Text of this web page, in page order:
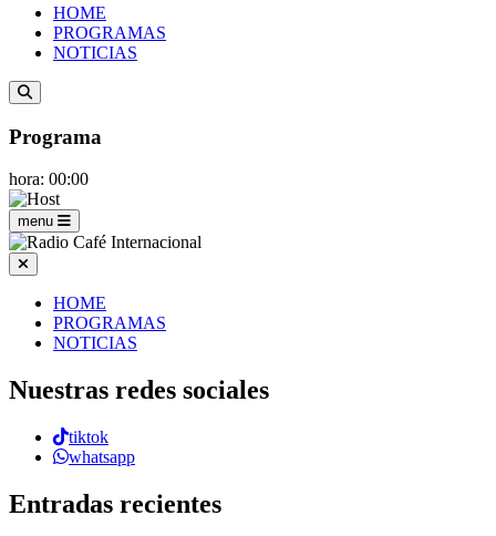
HOME
PROGRAMAS
NOTICIAS
Programa
hora: 00:00
menu
HOME
PROGRAMAS
NOTICIAS
Nuestras redes sociales
tiktok
whatsapp
Entradas recientes